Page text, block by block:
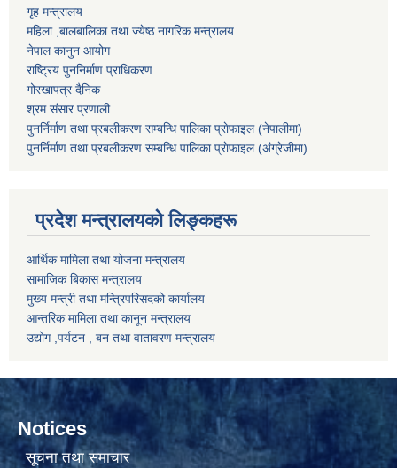
गृह मन्त्रालय
महिला ,बालबालिका तथा ज्येष्ठ नागरिक मन्त्रालय
नेपाल कानुन आयोग
राष्ट्रिय पुननिर्माण प्राधिकरण
गोरखापत्र दैनिक
श्रम संसार प्रणाली
पुनर्निर्माण तथा प्रबलीकरण सम्बन्धि पालिका प्राेफाइल (नेपालीमा)
पुनर्निर्माण तथा प्रबलीकरण सम्बन्धि पालिका प्राेफाइल(अंग्रेजीमा)
प्रदेश मन्त्रालयको लिङ्कहरू
आर्थिक मामिला तथा योजना मन्त्रालय
सामाजिक बिकास मन्त्रालय
मुख्य मन्त्री तथा मन्त्रिपरिसदको कार्यालय
आन्तरिक मामिला तथा कानून मन्त्रालय
उद्योग ,पर्यटन , बन तथा वातावरण मन्त्रालय
Notices
सूचना तथा समाचार